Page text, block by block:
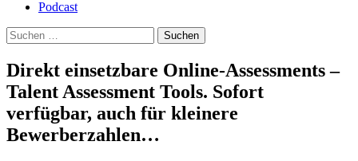
Podcast
Suchen
nach:
Direkt einsetzbare Online-Assessments –
Talent Assessment Tools. Sofort
verfügbar, auch für kleinere
Bewerberzahlen…